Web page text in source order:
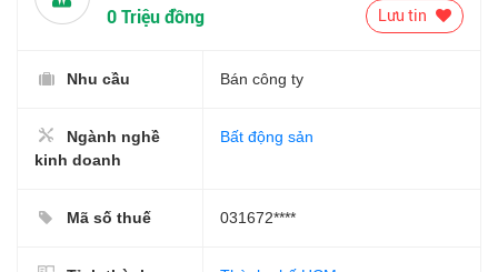
0 Triệu đồng Lưu tin
Nhu cầu Bán công ty
Ngành nghề
kinh doanh
Bất động sản
Mã số thuế 031672****